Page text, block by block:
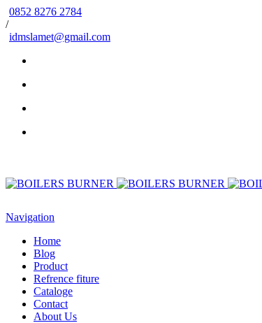
0852 8276 2784
/
idmslamet@gmail.com
Navigation
Home
Blog
Product
Refrence fiture
Cataloge
Contact
About Us